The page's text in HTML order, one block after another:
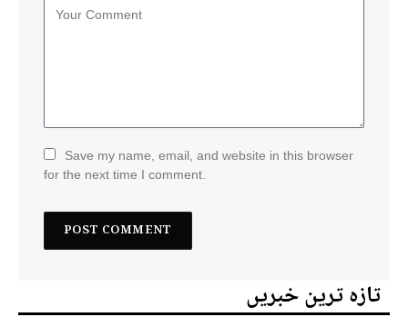
Save my name, email, and website in this browser
for the next time I comment.
تازہ ترین خبریں